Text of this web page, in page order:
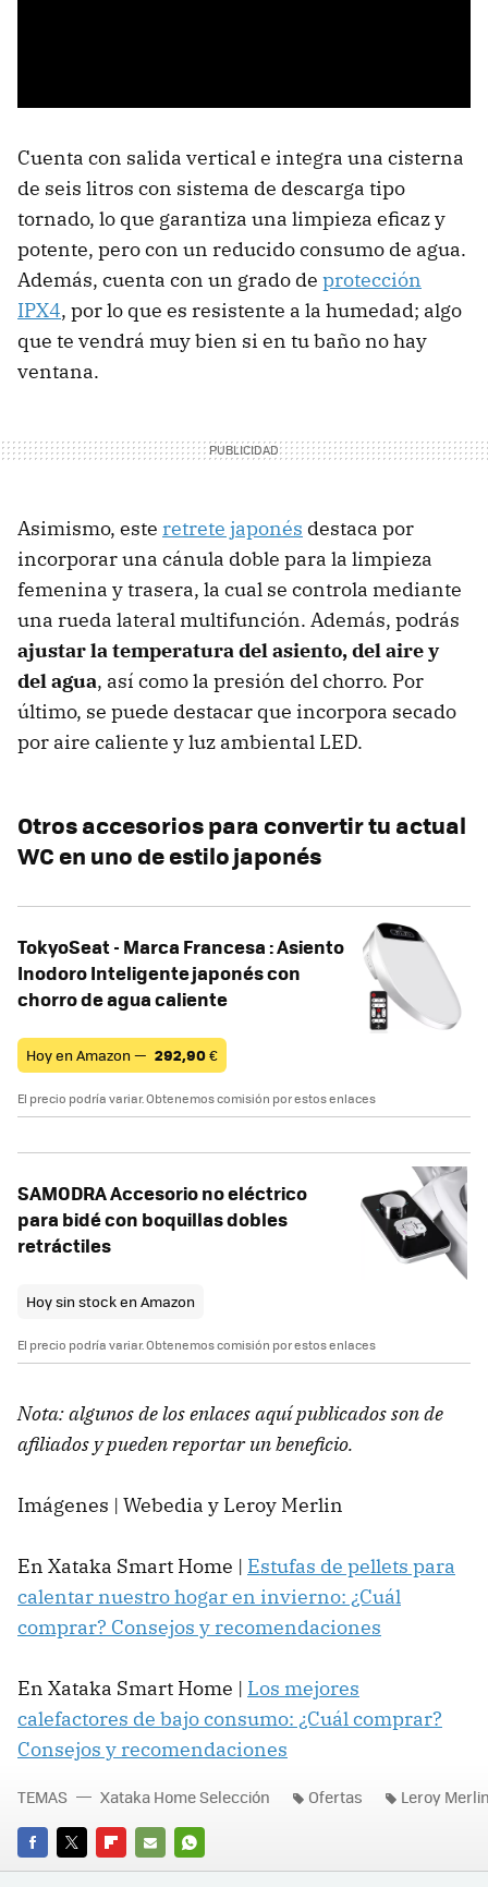
Cuenta con salida vertical e integra una cisterna
de seis litros con sistema de descarga tipo
tornado, lo que garantiza una limpieza eficaz y
potente, pero con un reducido consumo de agua.
Además, cuenta con un grado de protección
IPX4, por lo que es resistente a la humedad; algo
que te vendrá muy bien si en tu baño no hay
ventana.
Asimismo, este retrete japonés destaca por
incorporar una cánula doble para la limpieza
femenina y trasera, la cual se controla mediante
una rueda lateral multifunción. Además, podrás
ajustar la temperatura del asiento, del aire y
del agua, así como la presión del chorro. Por
último, se puede destacar que incorpora secado
por aire caliente y luz ambiental LED.
Otros accesorios para convertir tu actual
WC en uno de estilo japonés
TokyoSeat - Marca Francesa : Asiento
Inodoro Inteligente japonés con
chorro de agua caliente
Hoy en Amazon — 292,90€
El precio podría variar. Obtenemos comisión por estos enlaces
SAMODRA Accesorio no eléctrico
para bidé con boquillas dobles
retráctiles
Hoy sin stock en Amazon
El precio podría variar. Obtenemos comisión por estos enlaces
Nota: algunos de los enlaces aquí publicados son de
afiliados y pueden reportar un beneficio.
Imágenes | Webedia y Leroy Merlin
En Xataka Smart Home | Estufas de pellets para
calentar nuestro hogar en invierno: ¿Cuál
comprar? Consejos y recomendaciones
En Xataka Smart Home | Los mejores
calefactores de bajo consumo: ¿Cuál comprar?
Consejos y recomendaciones
FACEBOOK
TWITTERFLIPBOARD
E-
WHATSAPP
TEMAS Xataka Home Selección Ofertas Leroy